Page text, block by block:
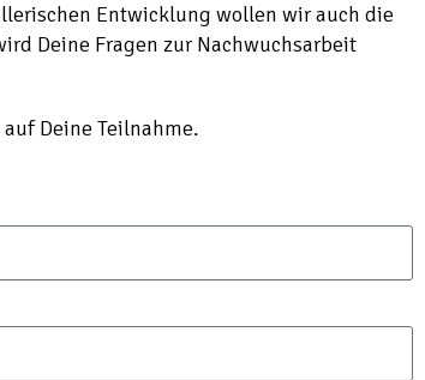
Entwicklung wollen wir auch die
Deine Fragen zur Nachwuchsarbeit
Deine Teilnahme.